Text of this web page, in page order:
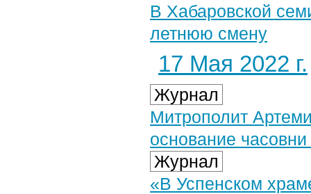
В Хабаровской
летнюю смену
17 Мая 2022 г.
Журнал
Митрополит
основание
Журнал
«В Успенском